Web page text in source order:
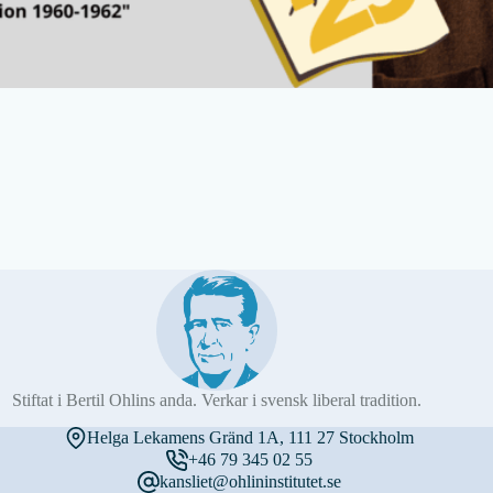
Stiftat i Bertil Ohlins anda. Verkar i svensk liberal tradition.
Helga Lekamens Gränd 1A, 111 27 Stockholm
+46 79 345 02 55
kansliet@ohlininstitutet.se